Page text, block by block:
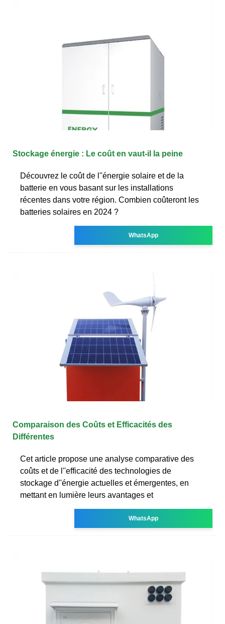
Stockage énergie : Le coût en vaut-il la peine
Découvrez le coût de l''énergie solaire et de la
batterie en vous basant sur les installations
récentes dans votre région. Combien coûteront les
batteries solaires en 2024 ?
WhatsApp
Comparaison des Coûts et Efficacités des
Différentes
Cet article propose une analyse comparative des
coûts et de l''efficacité des technologies de
stockage d''énergie actuelles et émergentes, en
mettant en lumière leurs avantages et
WhatsApp